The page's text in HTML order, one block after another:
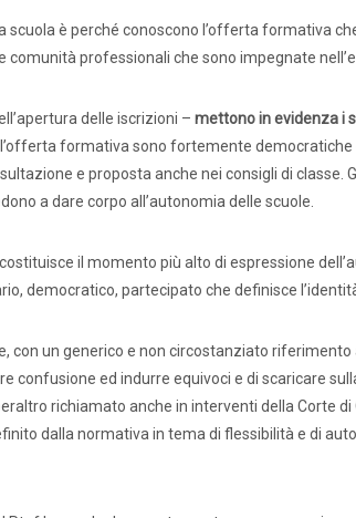
Docenti
Precari
Alternanza Scuola
scuola è perché conoscono l’offerta formativa
professionali che sono impegnate
delle iscrizioni – mettono in evidenza i
formativa sono fortemente
e proposta anche nei consigli di classe.
a dare corpo all’autonomia delle scuole.
il momento più alto di espressione
democratico, partecipato che definisce
con un generico e non circostanziato
confusione ed indurre equivoci e di scaricare
richiamato anche in interventi della Corte
dalla normativa in tema di flessibilità e di